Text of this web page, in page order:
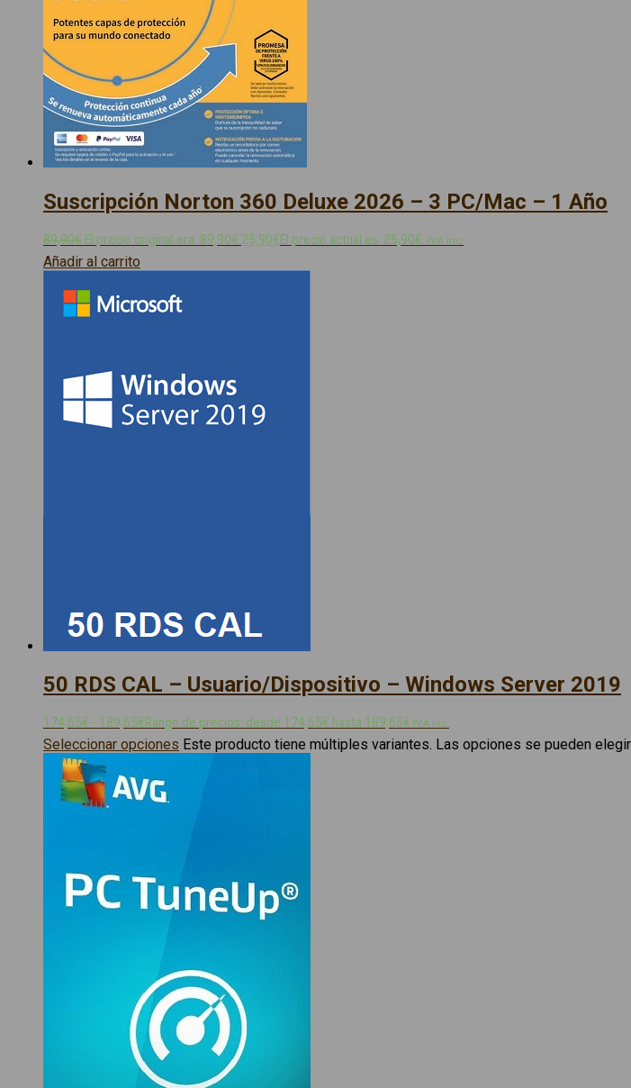
Suscripción Norton 360 Deluxe 2026 – 3 PC/Mac – 1 Año
89,90€ El precio original era: 89,90€. 25,90€El precio actual es: 25,90€. IVA Inc.
Añadir al carrito
50 RDS CAL – Usuario/Dispositivo – Windows Server 2019
174,65€ - 189,65€Rango de precios: desde 174,65€ hasta 189,65€ IVA Inc.
Seleccionar opciones Este producto tiene múltiples variantes. Las opciones se pueden